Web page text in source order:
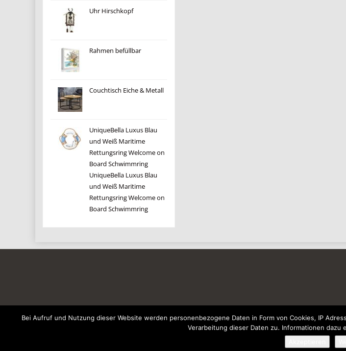
Uhr Hirschkopf
Rahmen befüllbar
Couchtisch Eiche & Metall
UniqueBella Luxus Blau
und Weiß Maritime
Rettungsring Welcome on
Board Schwimmring
UniqueBella Luxus Blau
und Weiß Maritime
Rettungsring Welcome on
Board Schwimmring
Bei Aufruf und Nutzung dieser Website werden personenbezogene Daten in Form von Cookies, IP
Verarbeitung dieser Daten zu. Informationen dazu